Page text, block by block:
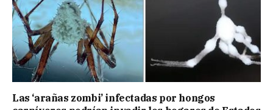
Las ‘arañas zombi’ infectadas por hongos